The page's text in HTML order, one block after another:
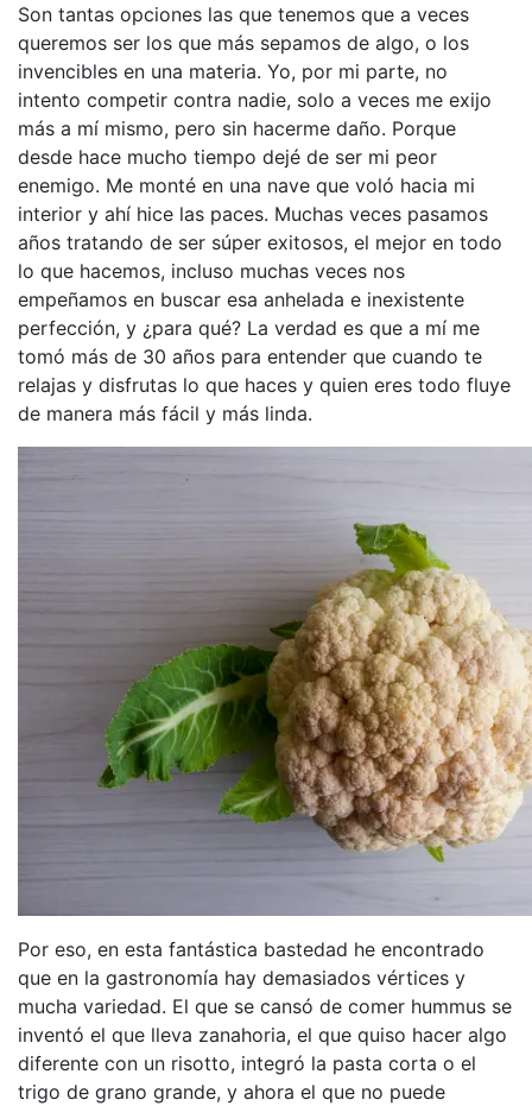
Son tantas opciones las que tenemos que a veces
queremos ser los que más sepamos de algo, o los
invencibles en una materia. Yo, por mi parte, no
intento competir contra nadie, solo a veces me exijo
más a mí mismo, pero sin hacerme daño. Porque
desde hace mucho tiempo dejé de ser mi peor
enemigo. Me monté en una nave que voló hacia mi
interior y ahí hice las paces. Muchas veces pasamos
años tratando de ser súper exitosos, el mejor en todo
lo que hacemos, incluso muchas veces nos
empeñamos en buscar esa anhelada e inexistente
perfección, y ¿para qué? La verdad es que a mí me
tomó más de 30 años para entender que cuando te
relajas y disfrutas lo que haces y quien eres todo fluye
de manera más fácil y más linda.
Por eso, en esta fantástica bastedad he encontrado
que en la gastronomía hay demasiados vértices y
mucha variedad. El que se cansó de comer hummus se
inventó el que lleva zanahoria, el que quiso hacer algo
diferente con un risotto, integró la pasta corta o el
trigo de grano grande, y ahora el que no puede